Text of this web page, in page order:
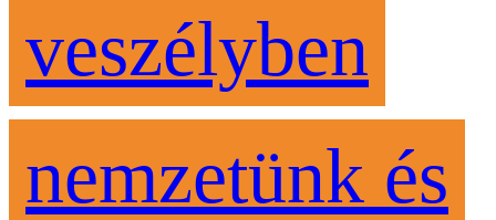
veszélyben
nemzetünk és